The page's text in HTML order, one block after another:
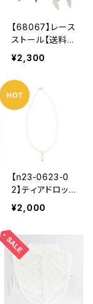
アクセ レディ
【68067】レース
ストール【送料無
料】三角ストー
ル 羽織 つけ
襟 レイヤー
ド スカーフ
レディース
¥2,300
【n23-0623-0
2】ティアドロッ
プチャーム付き
パールネックレ
トレンド パー
ル チェーン
AY マンテルネ
ックレス フォー
¥2,000